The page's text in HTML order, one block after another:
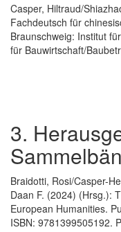
Casper, Hiltraud/
Fachdeutsch für
Braunschweig: Institut
für Bauwirtschaft/
3.
Braidotti, Rosi/Casper-
Daan F. (2024) (Hrsg.):
European Humanities.
ISBN: 9781399505192.